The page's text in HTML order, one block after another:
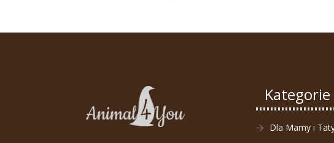
kluczem!
Kategorie
Dla Mamy i